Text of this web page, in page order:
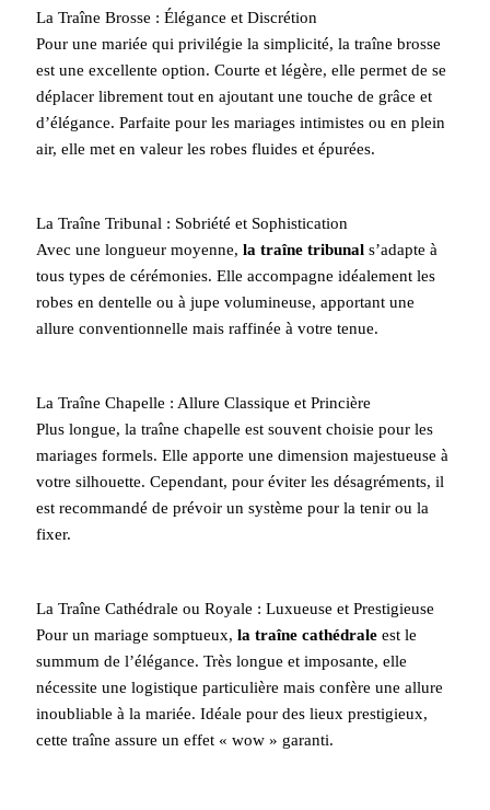
La Traîne Brosse : Élégance et Discrétion
Pour une mariée qui privilégie la simplicité, la traîne brosse
est une excellente option. Courte et légère, elle permet de se
déplacer librement tout en ajoutant une touche de grâce et
d’élégance. Parfaite pour les mariages intimistes ou en plein
air, elle met en valeur les robes fluides et épurées.
La Traîne Tribunal : Sobriété et Sophistication
Avec une longueur moyenne,la traîne tribunal s’adapte à
tous types de cérémonies. Elle accompagne idéalement les
robes en dentelle ou à jupe volumineuse, apportant une
allure conventionnelle mais raffinée à votre tenue.
La Traîne Chapelle : Allure Classique et Princière
Plus longue, la traîne chapelle est souvent choisie pour les
mariages formels. Elle apporte une dimension majestueuse à
votre silhouette. Cependant, pour éviter les désagréments, il
est recommandé de prévoir un système pour la tenir ou la
fixer.
La Traîne Cathédrale ou Royale : Luxueuse et Prestigieuse
Pour un mariage somptueux,la traîne cathédrale est le
summum de l’élégance. Très longue et imposante, elle
nécessite une logistique particulière mais confère une allure
inoubliable à la mariée. Idéale pour des lieux prestigieux,
cette traîne assure un effet « wow » garanti.